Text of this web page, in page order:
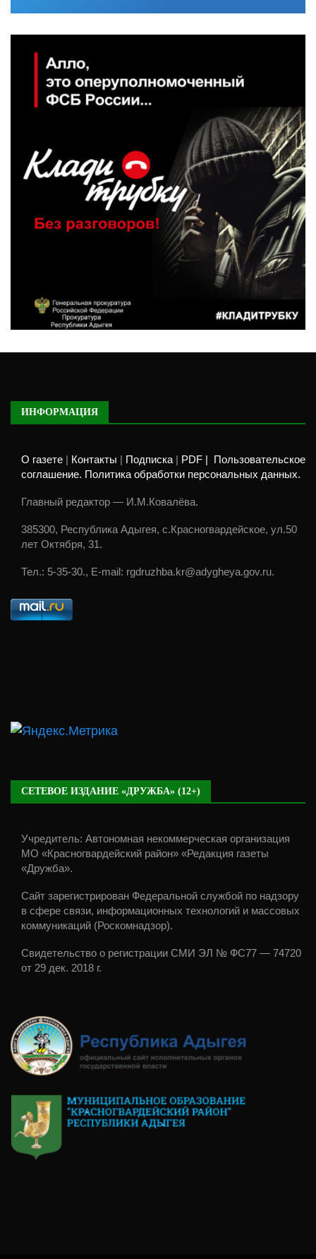
ИНФОРМАЦИЯ
О газете Контакты Подписка PDF |
Пользовательское
соглашение. Политика обработки персональных данных.
Главный редактор — И.М.Ковалёва.
385300, Республика Адыгея, с.Красногвардейское, ул.50
лет Октября, 31.
Тел.: 5-35-30., E-mail: rgdruzhba.kr@adygheya.gov.ru.
СЕТЕВОЕ ИЗДАНИЕ «ДРУЖБА» (12+)
Учредитель: Автономная некоммерческая организация
МО «Красногвардейский район» «Редакция газеты
«Дружба».
Сайт зарегистрирован Федеральной службой по надзору
в сфере связи, информационных технологий и массовых
коммуникаций (Роскомнадзор).
Свидетельство о регистрации СМИ ЭЛ № ФС77 — 74720
от 29 дек. 2018 г.